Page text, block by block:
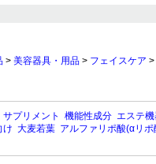
> 美容器具・用品 > フェイスケア >
サプリメント 機能性成分 エステ
け 大麦若葉 アルファリポ酸(αリポ